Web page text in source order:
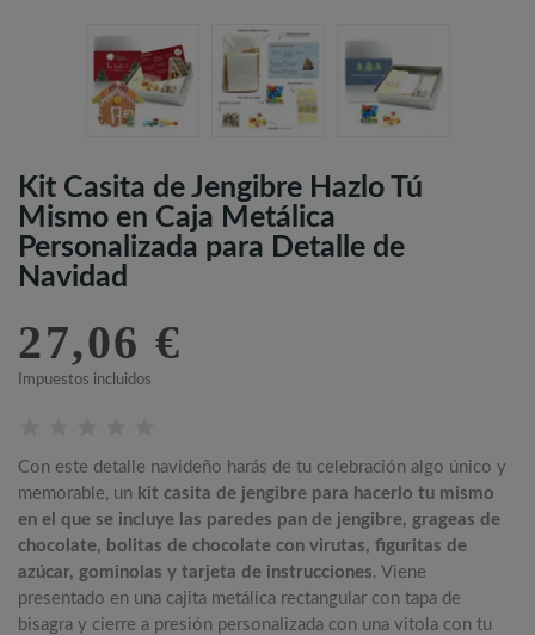
Kit Casita de Jengibre Hazlo Tú
Mismo en Caja Metálica
Personalizada para Detalle de
Navidad
27,06 €
Impuestos incluidos
Con este detalle navideño harás de tu celebración algo único y
memorable, un kit casita de jengibre para hacerlo tu mismo
en el que se incluye las paredes pan de jengibre, grageas de
chocolate, bolitas de chocolate con virutas, figuritas de
azúcar, gominolas y tarjeta de instrucciones. Viene
presentado en una cajita metálica rectangular con tapa de
bisagra y cierre a presión personalizada con una vitola con tu